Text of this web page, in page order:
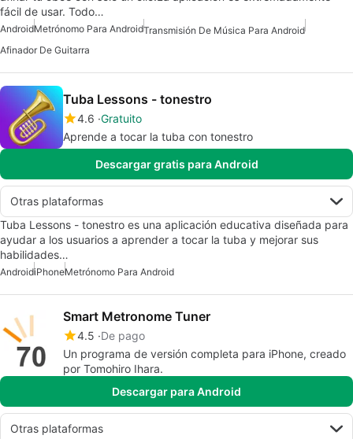
fácil de usar. Todo…
AndroidMetrónomo Para AndroidTransmisión De Música Para Android
Afinador De Guitarra
Tuba Lessons - tonestro
4.6 Gratuito
Aprende a tocar la tuba con tonestro
Descargar gratis para Android
Otras plataformas
Tuba Lessons - tonestro es una aplicación educativa diseñada para
ayudar a los usuarios a aprender a tocar la tuba y mejorar sus
habilidades…
AndroidiPhoneMetrónomo Para Android
Smart Metronome Tuner
4.5 De pago
Un programa de versión completa para iPhone, creado
por Tomohiro Ihara.
Descargar para Android
Otras plataformas